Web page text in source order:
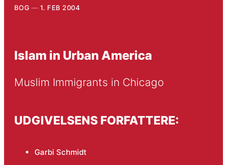
BOG 1. FEB 2004
Islam in Urban America
Muslim Immigrants in Chicago
UDGIVELSENS FORFATTERE:
Garbi Schmidt